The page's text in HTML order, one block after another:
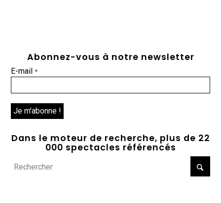
Abonnez-vous à notre newsletter
E-mail*
Dans le moteur de recherche, plus de 22
000 spectacles référencés